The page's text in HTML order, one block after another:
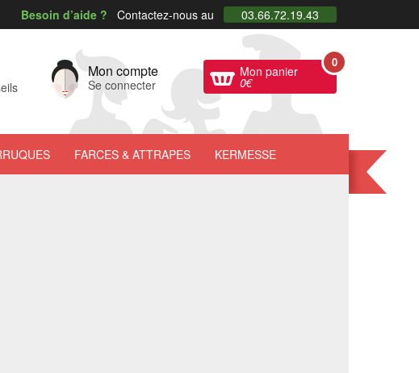
Besoin d’aide ? Contactez-nous au 03.66.72.19.43
Mon compte
Se connecter
Mon panier
0€
0
FARCES & ATTRAPES KERMESSE